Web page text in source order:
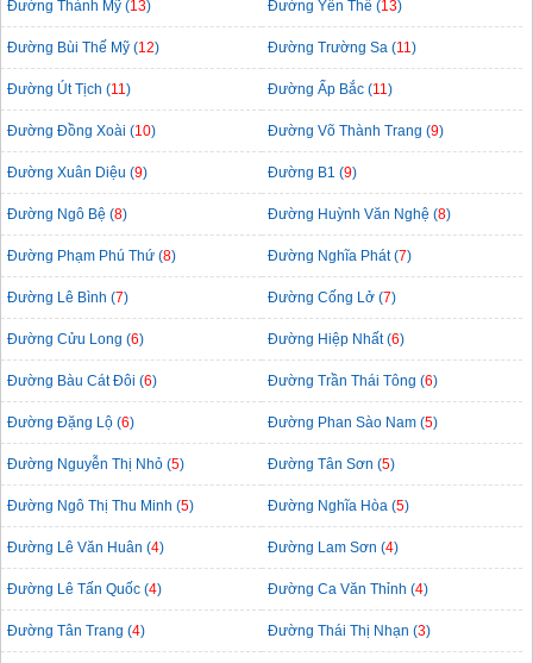
Đường Thành Mỹ (13) Đường Yên Thế (13)
Đường Bùi Thế Mỹ (12) Đường Trường Sa (11)
Đường Út Tịch (11) Đường Ấp Bắc (11)
Đường Đồng Xoài (10) Đường Võ Thành Trang (9)
Đường Xuân Diệu (9) Đường B1 (9)
Đường Ngô Bệ (8) Đường Huỳnh Văn Nghệ (8)
Đường Phạm Phú Thứ (8) Đường Nghĩa Phát (7)
Đường Lê Bình (7) Đường Cống Lở (7)
Đường Cửu Long (6) Đường Hiệp Nhất (6)
Đường Bàu Cát Đôi (6) Đường Trần Thái Tông (6)
Đường Đặng Lộ (6) Đường Phan Sào Nam (5)
Đường Nguyễn Thị Nhỏ (5) Đường Tân Sơn (5)
Đường Ngô Thị Thu Minh (5) Đường Nghĩa Hòa (5)
Đường Lê Văn Huân (4) Đường Lam Sơn (4)
Đường Lê Tấn Quốc (4) Đường Ca Văn Thỉnh (4)
Đường Tân Trang (4) Đường Thái Thị Nhạn (3)